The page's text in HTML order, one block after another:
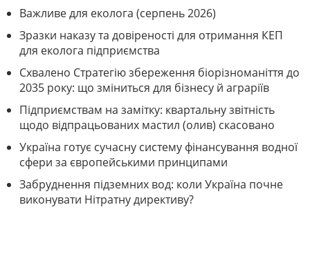
Важливе для еколога (серпень 2026)
Зразки наказу та довіреності для отримання КЕП
для еколога підприємства
Схвалено Стратегію збереження біорізноманіття до
2035 року: що зміниться для бізнесу й аграріїв
Підприємствам на замітку: квартальну звітність
щодо відпрацьованих мастил (олив) скасовано
Україна готує сучасну систему фінансування водної
сфери за європейськими принципами
Забруднення підземних вод: коли Україна почне
виконувати Нітратну директиву?